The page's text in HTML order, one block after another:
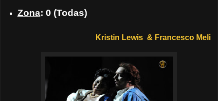
Zona: 0 (Todas)
Kristin Lewis & Francesco Meli